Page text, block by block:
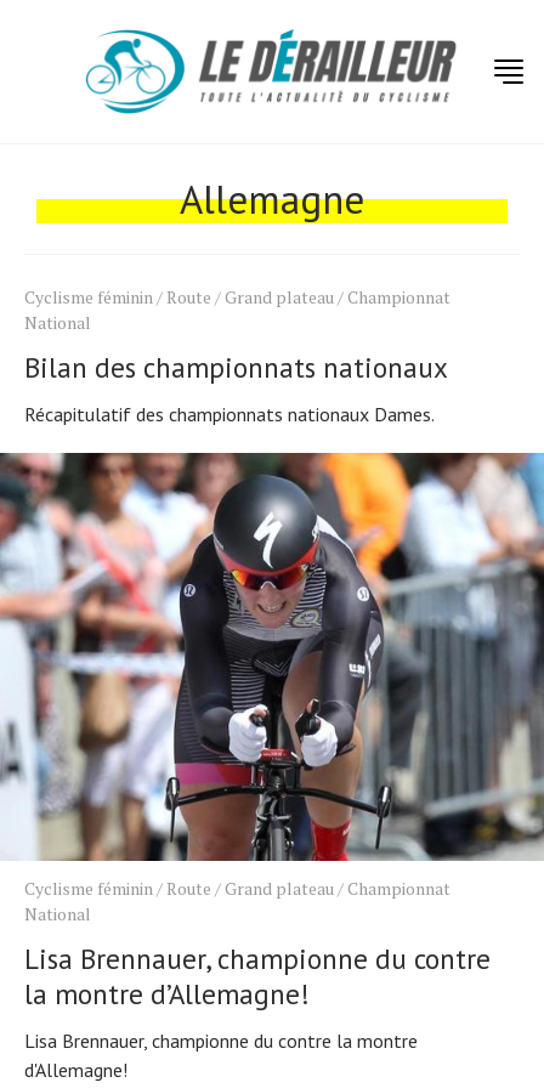
Allemagne
Cyclisme féminin/ Route / Grand plateau/ Championnat
National
Bilan des championnats nationaux
Récapitulatif des championnats nationaux Dames.
Cyclisme féminin/ Route / Grand plateau/ Championnat
National
Lisa Brennauer, championne du contre
la montre d’Allemagne!
Lisa Brennauer, championne du contre la montre
d'Allemagne!
Technologies
Conseils